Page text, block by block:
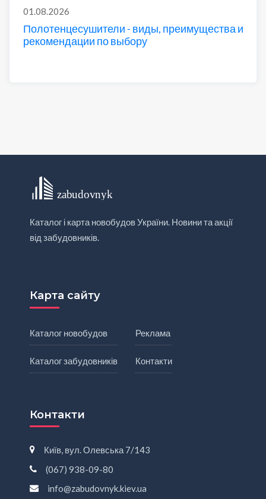
01.08.2026
Полотенцесушители - виды, преимущества и
рекомендации по выбору
Каталог і карта новобудов України. Новини та акції
від забудовників.
Карта сайту
Каталог новобудов
Каталог забудовників
Реклама
Контакти
Контакти
Київ, вул. Олевська 7/143
(067) 938-09-80
info@zabudovnyk.kiev.ua